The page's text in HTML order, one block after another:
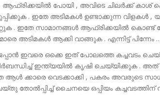
പോയി , അവിടെ ചിലർക്ക് കാശ്
. ഇതേ അടിമകൾ ഉണ്ടാക്കുന്ന വിളകൾ
. ഇതേ സാമാനങ്ങൾ ആഫ്രിക്കയിൽ കൊണ്ട്
അടിമകൾ ആക്കി വാങ്ങുക . എന്നിട്ട് പിന്നേം
ഇവരെ ഒക്കെ ഇത് പോലത്തെ കച്ചവടം
ഇന്ത്യയിൽ കൃഷി ചെയ്യിക്കുക .
ക്കാരെ വെടക്കാക്കി , പകരം അവരുടെ
തോൽപ്പിച്ച് ചൈനയെ ഒപ്പിയം കച്ചവടത്തിന്